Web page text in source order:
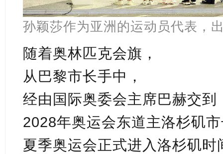
孙颖莎作为亚洲的运动员代表，
随着奥林匹克会旗，
从巴黎市长手中，
经由国际奥委会主席巴赫交到
2028年奥运会东道主洛杉矶
夏季奥运会正式进入洛杉矶时